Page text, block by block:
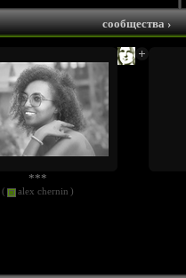
сообщества›
***
( alex chernin )